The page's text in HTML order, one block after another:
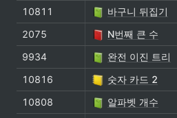
10811
바구니 뒤집기
2075
N번째 큰 수
9934
완전 이진 트리
10816
숫자 카드 2
10808
알파벳 개수